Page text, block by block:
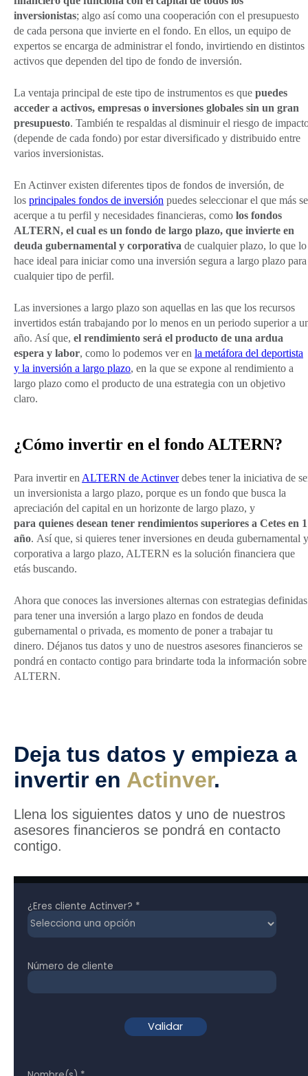
inversionistas; algo así como una cooperación con el presupuesto
de cada persona que invierte en el fondo. En ellos, un equipo de
expertos se encarga de administrar el fondo, invirtiendo en distintos
activos que dependen del tipo de fondo de inversión.
La ventaja principal de este tipo de instrumentos es que puedes
acceder a activos, empresas o inversiones globales sin un gran
presupuesto. También te respaldas al disminuir el riesgo de
(depende de cada fondo) por estar diversificado y distribuido entre
varios inversionistas.
En Actinver existen diferentes tipos de fondos de inversión, de
los principales fondos de inversión puedes seleccionar el que más se
acerque a tu perfil y necesidades financieras, como los fondos
ALTERN, el cual es un fondo de largo plazo, que invierte en
deuda gubernamental y corporativa de cualquier plazo, lo que lo
hace ideal para iniciar como una inversión segura a largo plazo para
cualquier tipo de perfil.
Las inversiones a largo plazo son aquellas en las que los recursos
invertidos están trabajando por lo menos en un periodo superior a
año. Así que, el rendimiento será el producto de una ardua
espera y labor, como lo podemos ver en la metáfora del deportista
y la inversión a largo plazo, en la que se expone al rendimiento a
largo plazo como el producto de una estrategia con un objetivo
claro.
¿Cómo invertir en el fondo ALTERN?
Para invertir en ALTERN de Actinverdebes tener la iniciativa de
un inversionista a largo plazo, porque es un fondo que busca la
apreciación del capital en un horizonte de largo plazo, y
para quienes desean tener rendimientos superiores a Cetes en 1
año. Así que, si quieres tener inversiones en deuda gubernamental y
corporativa a largo plazo, ALTERN es la solución financiera que
etás buscando.
Ahora que conoces las inversiones alternas con estrategias definidas
para tener una inversión a largo plazo en fondos de deuda
gubernamental o privada, es momento de poner a trabajar tu
dinero. Déjanos tus datos y uno de nuestros asesores financieros se
pondrá en contacto contigo para brindarte toda la información sobre
ALTERN.
Deja tus datos y empieza a
invertir en Actinver.
Llena los siguientes datos y uno de nuestros
asesores financieros se pondrá en contacto
contigo.